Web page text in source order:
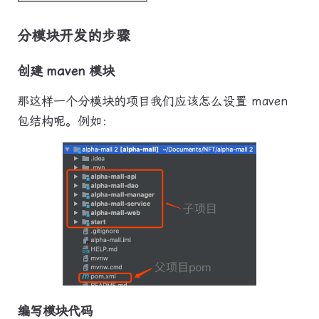
分模块开发的步骤
创建 maven 模块
那这样一个分模块的项目我们应该怎么设置 maven
包结构呢。例如：
编写模块代码